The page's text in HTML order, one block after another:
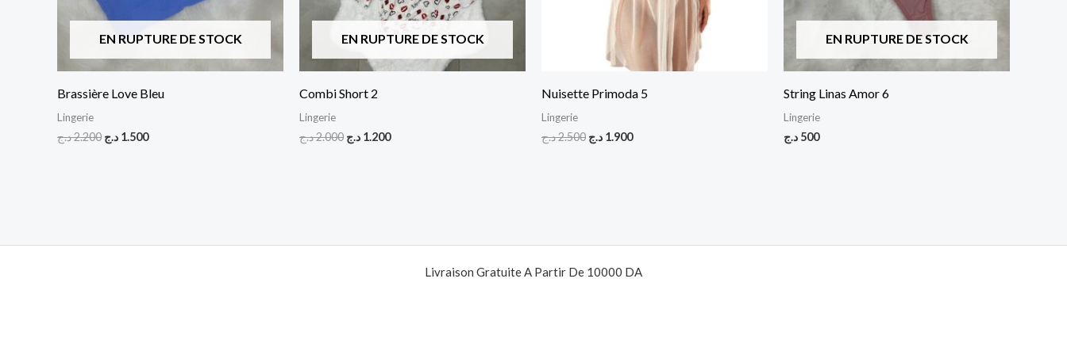
EN RUPTURE DE STOCK
Brassière Love Bleu
Lingerie
2.200د.ج 1.500 د.ج
EN RUPTURE DE STOCK
Combi Short 2
Lingerie
2.000د.ج 1.200 د.ج
Nuisette Primoda 5
Lingerie
2.500د.ج 1.900 د.ج
EN RUPTURE DE STOCK
String Linas Amor 6
Lingerie
500 د.ج
Livraison Gratuite A Partir De 10000 DA